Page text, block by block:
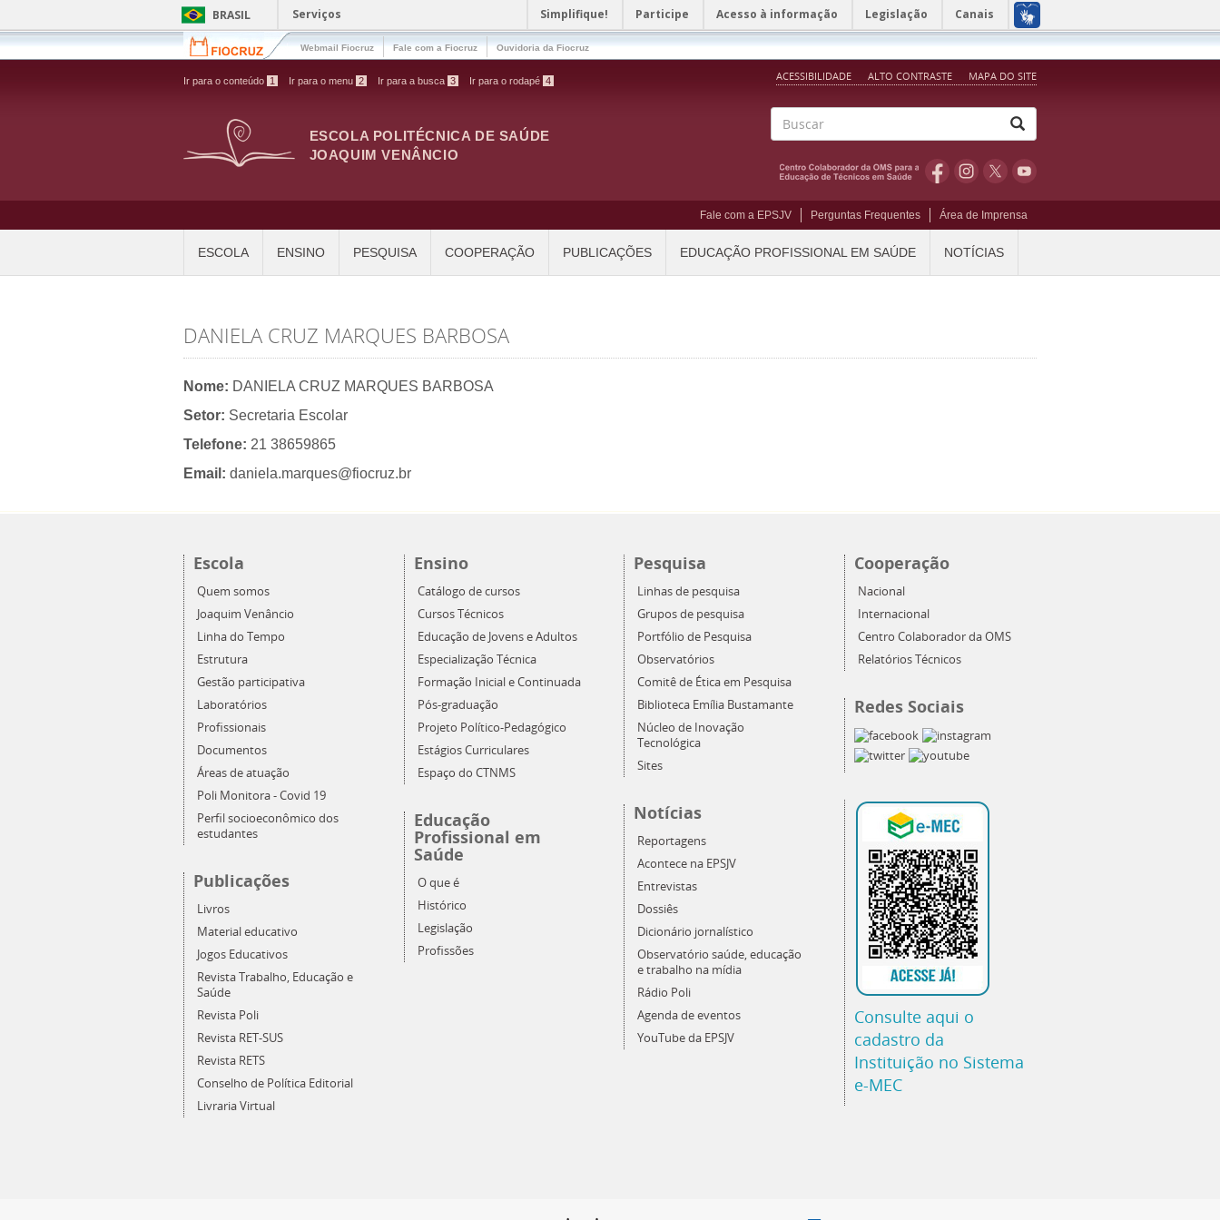
Pular para o conteúdo principal BRASIL Serviços Simplifique! Participe Acesso à informação Legislação Canais
Webmail Fiocruz Fale com a Fiocruz Ouvidoria da Fiocruz
Ir para o conteúdo 1 Ir para o menu 2 Ir para a busca 3 Ir para o rodapé 4 ACESSIBILIDADE ALTO CONTRASTE MAPA DO SITE
ESCOLA POLITÉCNICA DE SAÚDE
JOAQUIM VENÂNCIO
Fale com a EPSJV Perguntas Frequentes Área de Imprensa
ESCOLA ENSINO PESQUISA COOPERAÇÃO PUBLICAÇÕES EDUCAÇÃO PROFISSIONAL EM SAÚDE NOTÍCIAS
DANIELA CRUZ MARQUES BARBOSA
Nome: DANIELA CRUZ MARQUES BARBOSA
Setor: Secretaria Escolar
Telefone: 21 38659865
Email: daniela.marques@fiocruz.br
Escola
Quem somos
Joaquim Venâncio
Linha do Tempo
Estrutura
Gestão participativa
Laboratórios
Profissionais
Documentos
Áreas de atuação
Poli Monitora - Covid 19
Perfil socioeconômico dos
estudantes
Publicações
Livros
Material educativo
Jogos Educativos
Revista Trabalho, Educação e
Saúde
Revista Poli
Revista RET-SUS
Revista RETS
Conselho de Política Editorial
Livraria Virtual
Ensino
Catálogo de cursos
Cursos Técnicos
Educação de Jovens e Adultos
Especialização Técnica
Formação Inicial e Continuada
Pós-graduação
Projeto Político-Pedagógico
Estágios Curriculares
Espaço do CTNMS
Educação
Profissional em
Saúde
O que é
Histórico
Legislação
Profissões
Pesquisa
Linhas de pesquisa
Grupos de pesquisa
Portfólio de Pesquisa
Observatórios
Comitê de Ética em Pesquisa
Biblioteca Emília Bustamante
Núcleo de Inovação
Tecnológica
Sites
Notícias
Reportagens
Acontece na EPSJV
Entrevistas
Dossiês
Dicionário jornalístico
Observatório saúde, educação
e trabalho na mídia
Rádio Poli
Agenda de eventos
YouTube da EPSJV
Cooperação
Nacional
Internacional
Centro Colaborador da OMS
Relatórios Técnicos
Redes Sociais
Consulte aqui o
cadastro da
Instituição no Sistema
e-MEC